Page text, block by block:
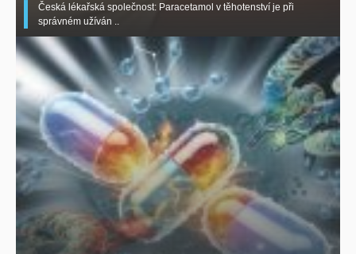
Česká lékařská společnost: Paracetamol v těhotenství je při
správném užíván ..